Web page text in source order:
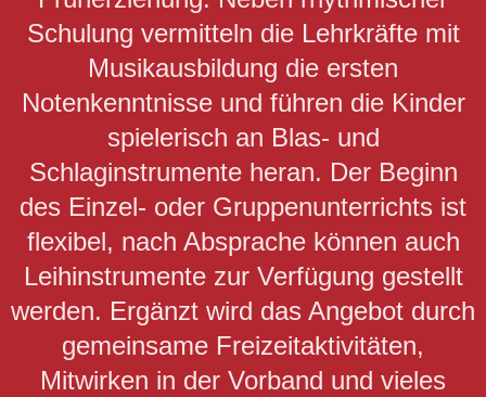
Schulung vermitteln die Lehrkräfte mit
Musikausbildung die ersten
Notenkenntnisse und führen die Kinder
spielerisch an Blas- und
Schlaginstrumente heran. Der Beginn
des Einzel- oder Gruppenunterrichts ist
flexibel, nach Absprache können auch
Leihinstrumente zur Verfügung gestellt
werden. Ergänzt wird das Angebot durch
gemeinsame Freizeitaktivitäten,
Mitwirken in der Vorband und vieles